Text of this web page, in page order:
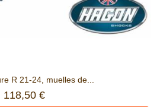
R 21-24, muelles de...
118,50 €